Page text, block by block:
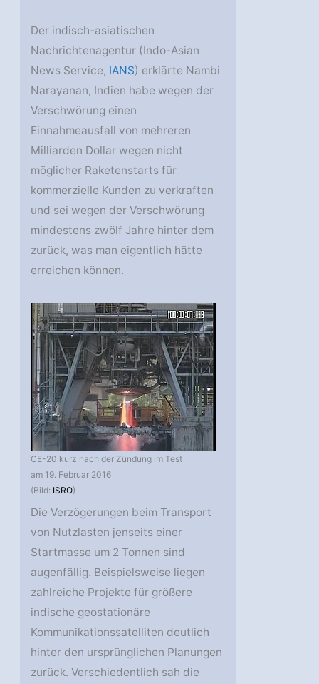
Der indisch-asiatischen
Nachrichtenagentur (Indo-Asian
News Service, IANS) erklärte Nambi
Narayanan, Indien habe wegen der
Verschwörung einen
Einnahmeausfall von mehreren
Milliarden Dollar wegen nicht
möglicher Raketenstarts für
kommerzielle Kunden zu verkraften
und sei wegen der Verschwörung
mindestens zwölf Jahre hinter dem
zurück, was man eigentlich hätte
erreichen können.
CE-20 kurz nach der Zündung im Test
am 19. Februar 2016
(Bild: ISRO)
Die Verzögerungen beim Transport
von Nutzlasten jenseits einer
Startmasse um 2 Tonnen sind
augenfällig. Beispielsweise liegen
zahlreiche Projekte für größere
indische geostationäre
Kommunikationssatelliten deutlich
hinter den ursprünglichen Planungen
zurück. Verschiedentlich sah die